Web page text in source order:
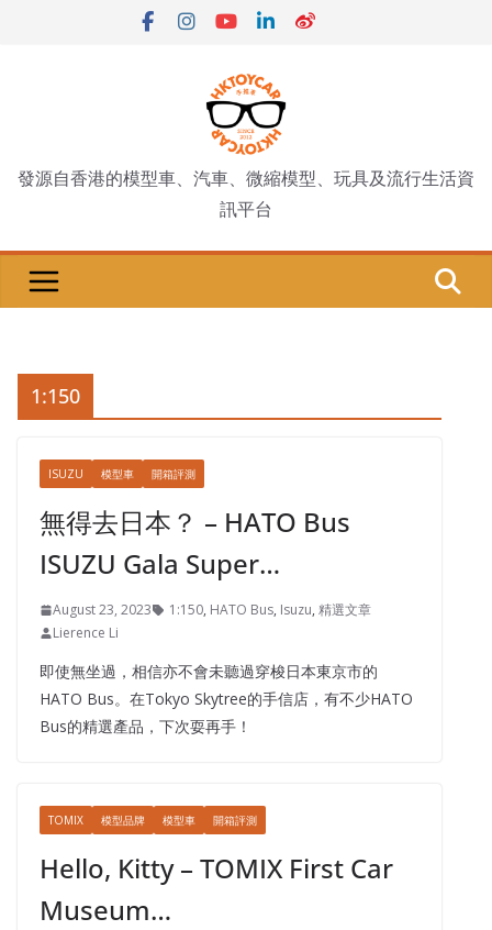
發源自香港的模型車、汽車、微縮模型、玩具及流行生活資
訊平台
1:150
ISUZU 模型車 開箱評測
無得去日本？ – HATO Bus
ISUZU Gala Super…
August 23, 2023 1:150, HATO Bus, Isuzu, 精選文章
Lierence Li
即使無坐過，相信亦不會未聽過穿梭日本東京市的
HATO Bus。在Tokyo Skytree的手信店，有不少HATO
Bus的精選產品，下次耍再手！
TOMIX 模型品牌 模型車 開箱評測
Hello, Kitty – TOMIX First Car
Museum…